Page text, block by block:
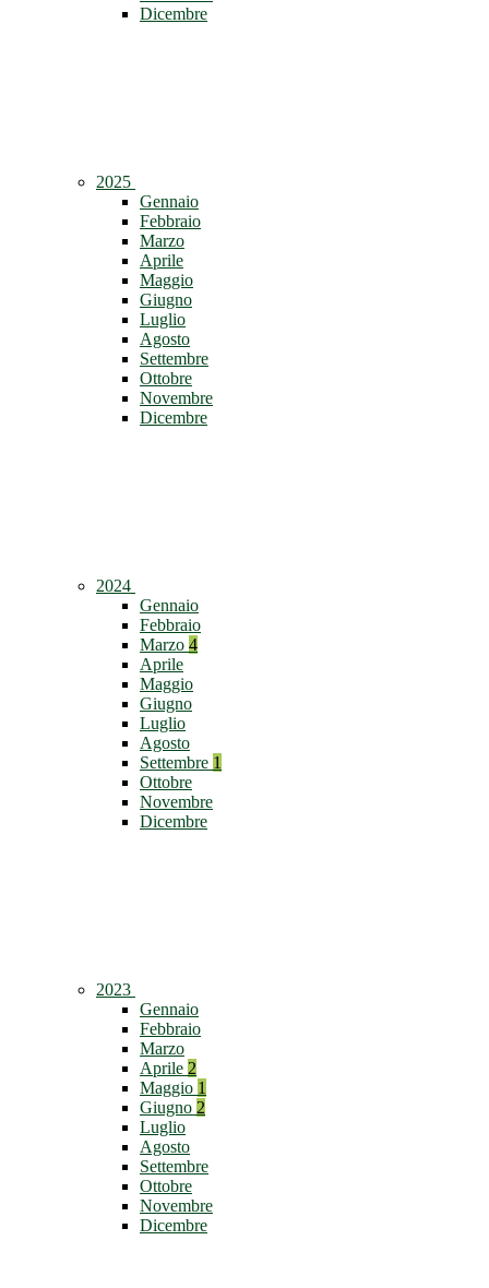
Dicembre
2025
Gennaio
Febbraio
Marzo
Aprile
Maggio
Giugno
Luglio
Agosto
Settembre
Ottobre
Novembre
Dicembre
2024
Gennaio
Febbraio
Marzo 4
Aprile
Maggio
Giugno
Luglio
Agosto
Settembre 1
Ottobre
Novembre
Dicembre
2023
Gennaio
Febbraio
Marzo
Aprile 2
Maggio 1
Giugno 2
Luglio
Agosto
Settembre
Ottobre
Novembre
Dicembre